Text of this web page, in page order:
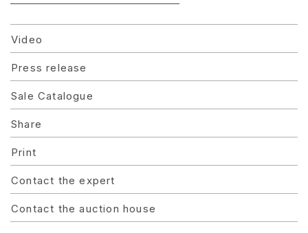
Video
Press release
Sale Catalogue
Share
Print
Contact the expert
Contact the auction house